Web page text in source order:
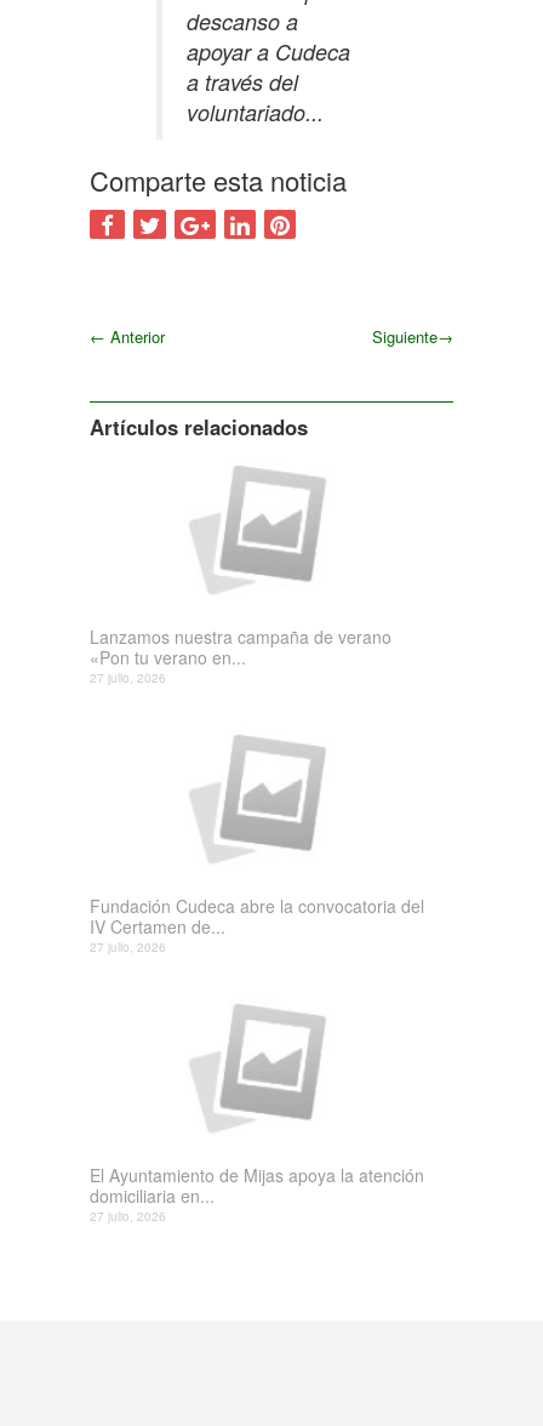
descanso a
apoyar a Cudeca
a través del
voluntariado...
Comparte esta noticia
← Anterior Siguiente→
Artículos relacionados
Lanzamos nuestra campaña de verano
«Pon tu verano en...
27 julio, 2026
Fundación Cudeca abre la convocatoria del
IV Certamen de...
27 julio, 2026
El Ayuntamiento de Mijas apoya la atención
domiciliaria en...
27 julio, 2026